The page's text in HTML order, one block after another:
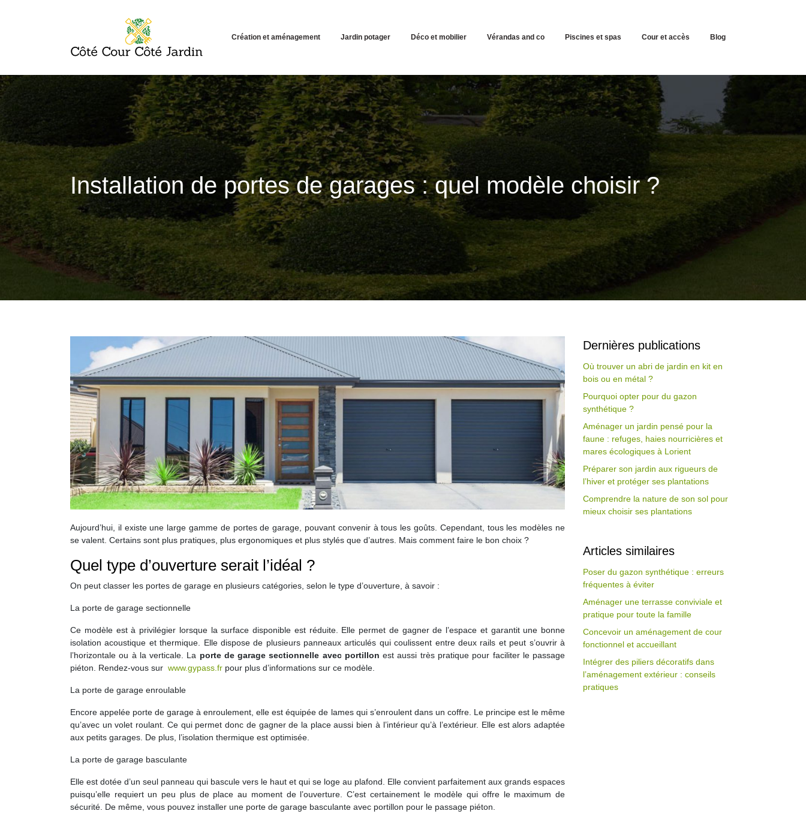
Création et aménagement Jardin potager Déco et mobilier Vérandas and co Piscines et spas Cour et accès Blog
Installation de portes de garages : quel modèle choisir ?
Aujourd’hui, il existe une large gamme de portes de garage, pouvant convenir à tous les goûts. Cependant, tous les modèles ne
se valent. Certains sont plus pratiques, plus ergonomiques et plus stylés que d’autres. Mais comment faire le bon choix ?
Quel type d’ouverture serait l’idéal ?
On peut classer les portes de garage en plusieurs catégories, selon le type d’ouverture, à savoir :
La porte de garage sectionnelle
Ce modèle est à privilégier lorsque la surface disponible est réduite. Elle permet de gagner de l’espace et garantit une bonne
isolation acoustique et thermique. Elle dispose de plusieurs panneaux articulés qui coulissent entre deux rails et peut s’ouvrir à
l’horizontale ou à la verticale. La porte de garage sectionnelle avec portillon est aussi très pratique pour faciliter le passage
piéton. Rendez-vous sur www.gypass.fr pour plus d’informations sur ce modèle.
La porte de garage enroulable
Encore appelée porte de garage à enroulement, elle est équipée de lames qui s’enroulent dans un coffre. Le principe est le même
qu’avec un volet roulant. Ce qui permet donc de gagner de la place aussi bien à l’intérieur qu’à l’extérieur. Elle est alors adaptée
aux petits garages. De plus, l’isolation thermique est optimisée.
La porte de garage basculante
Elle est dotée d’un seul panneau qui bascule vers le haut et qui se loge au plafond. Elle convient parfaitement aux grands espaces
puisqu’elle requiert un peu plus de place au moment de l’ouverture. C’est certainement le modèle qui offre le maximum de
sécurité. De même, vous pouvez installer une porte de garage basculante avec portillon pour le passage piéton.
Dernières publications
Où trouver un abri de jardin en kit en
bois ou en métal ?
Pourquoi opter pour du gazon
synthétique ?
Aménager un jardin pensé pour la
faune : refuges, haies nourricières et
mares écologiques à Lorient
Préparer son jardin aux rigueurs de
l’hiver et protéger ses plantations
Comprendre la nature de son sol pour
mieux choisir ses plantations
Articles similaires
Poser du gazon synthétique : erreurs
fréquentes à éviter
Aménager une terrasse conviviale et
pratique pour toute la famille
Concevoir un aménagement de cour
fonctionnel et accueillant
Intégrer des piliers décoratifs dans
l’aménagement extérieur : conseils
pratiques